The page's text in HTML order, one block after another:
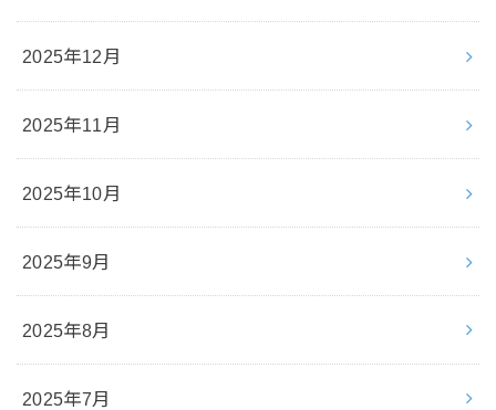
2025年12月
2025年11月
2025年10月
2025年9月
2025年8月
2025年7月